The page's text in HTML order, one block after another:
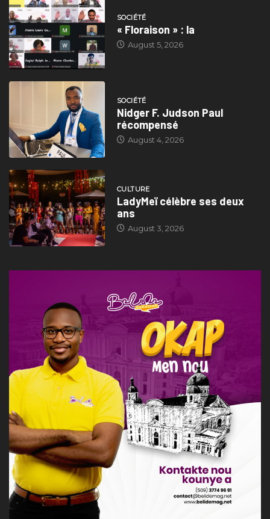
SOCIÉTÉ
« Floraison » : la
August 5, 2026
SOCIÉTÉ
Nidger F. Judson Paul
récompensé
August 4, 2026
CULTURE
LadyMeï célèbre ses deux
ans
August 3, 2026